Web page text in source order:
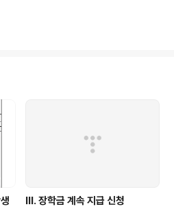
Ⅲ. 장학금 계속 지급 신청